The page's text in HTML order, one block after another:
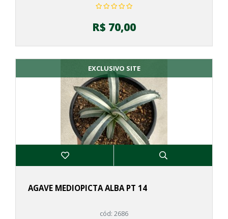
R$ 70,00
EXCLUSIVO SITE
AGAVE MEDIOPICTA ALBA PT 14
cód: 2686